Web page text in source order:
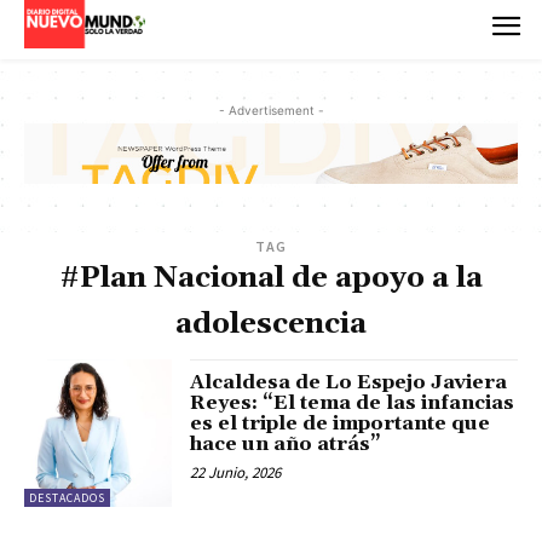
- Advertisement -
TAG
#Plan Nacional de apoyo a la
adolescencia
DESTACADOS
Alcaldesa de Lo Espejo Javiera
Reyes: “El tema de las infancias
es el triple de importante que
hace un año atrás”
22 Junio, 2026